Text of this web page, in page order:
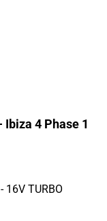
4 Phase 1
16V TURBO